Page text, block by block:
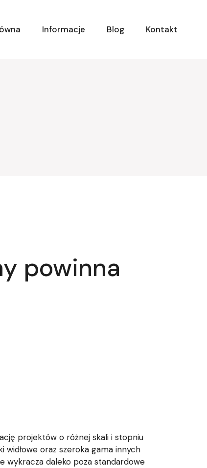
Informacje Blog Kontakt
powinna
projektów o różnej skali i stopniu
widłowe oraz szeroka gama innych
wykracza daleko poza standardowe